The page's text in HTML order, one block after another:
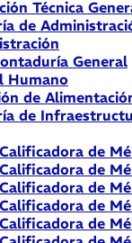
Técnica
de
General
Humano
de
de
de
de
de
de
de